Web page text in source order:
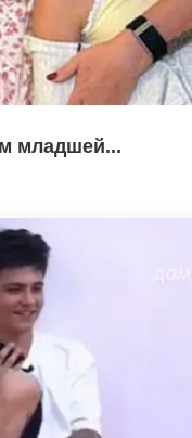
младшей...